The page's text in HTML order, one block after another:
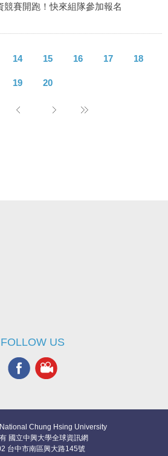
競賽開跑！快來組隊參加報名
14 15 16 17 18
19 20
FOLLOW US
Chung Hsing University
國立中興大學全球資訊網
台中市南區興大路145號